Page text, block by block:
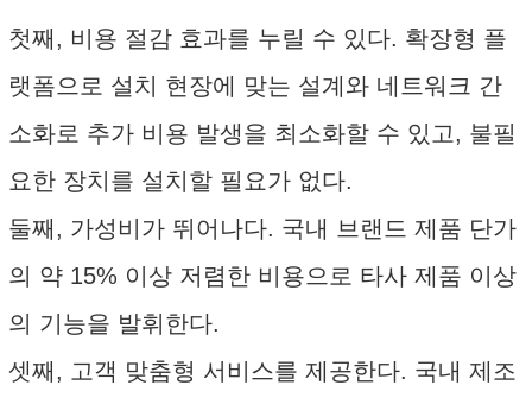
첫째, 비용 절감 효과를 누릴 수 있다. 확장형 플
랫폼으로 설치 현장에 맞는 설계와 네트워크 간
소화로 추가 비용 발생을 최소화할 수 있고, 불필
요한 장치를 설치할 필요가 없다.
둘째, 가성비가 뛰어나다. 국내 브랜드 제품 단가
의 약 15% 이상 저렴한 비용으로 타사 제품 이상
의 기능을 발휘한다.
셋째, 고객 맞춤형 서비스를 제공한다. 국내 제조